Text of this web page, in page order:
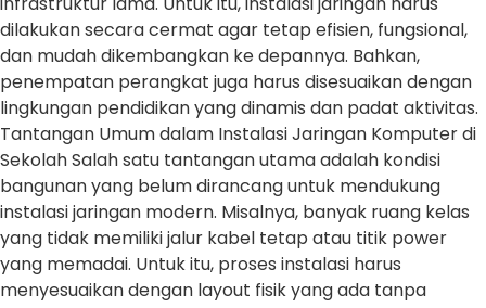
dilakukan secara cermat agar tetap efisien, fungsional,
dan mudah dikembangkan ke depannya. Bahkan,
penempatan perangkat juga harus disesuaikan dengan
lingkungan pendidikan yang dinamis dan padat aktivitas.
Tantangan Umum dalam Instalasi Jaringan Komputer di
Sekolah Salah satu tantangan utama adalah kondisi
bangunan yang belum dirancang untuk mendukung
instalasi jaringan modern. Misalnya, banyak ruang kelas
yang tidak memiliki jalur kabel tetap atau titik power
yang memadai. Untuk itu, proses instalasi harus
menyesuaikan dengan layout fisik yang ada tanpa